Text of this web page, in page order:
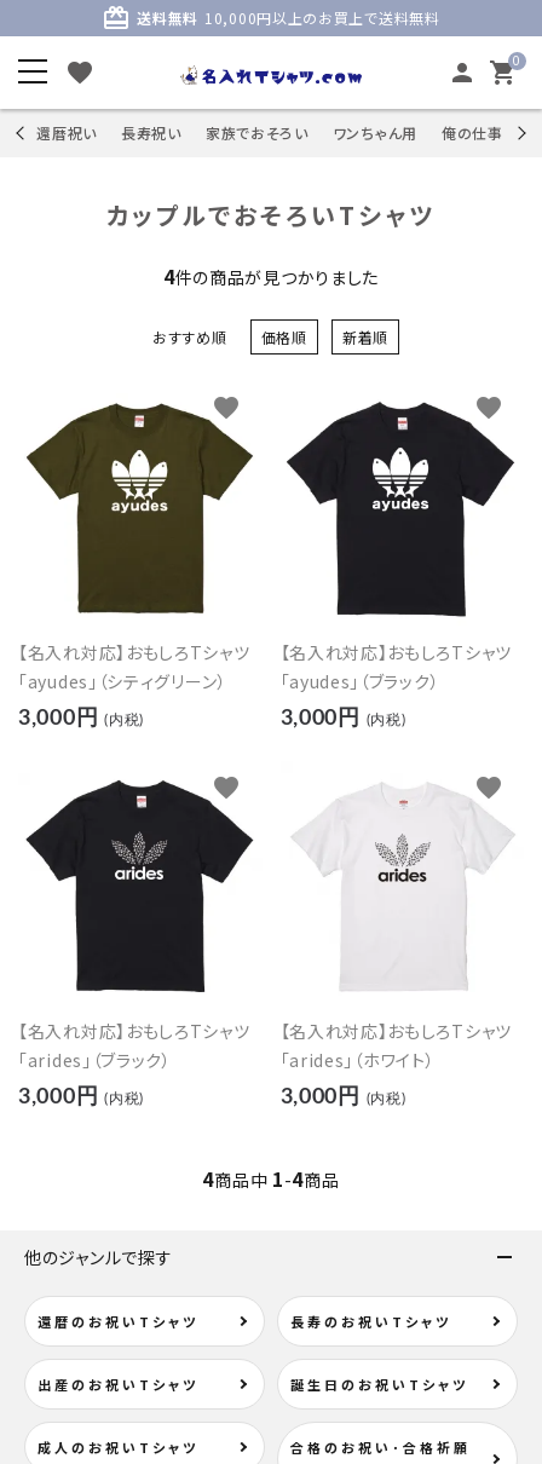
card_giftcard 送料無料 10,000円以上のお買上で送料無料
favorite person 0
shopping_cart
還暦祝い 長寿祝い 家族でおそろい ワンちゃん用 俺の仕事
カップルでおそろいTシャツ
4件の商品が見つかりました
おすすめ順 価格順 新着順
【名入れ対応】おもしろTシャツ
「ayudes」（シティグリーン）
3,000円 (内税)
favorite
【名入れ対応】おもしろTシャツ
「ayudes」（ブラック）
3,000円 (内税)
favorite
【名入れ対応】おもしろTシャツ
「arides」（ブラック）
3,000円 (内税)
favorite
【名入れ対応】おもしろTシャツ
「arides」（ホワイト）
3,000円 (内税)
favorite
4商品中 1-4商品
他のジャンルで探す
還暦のお祝いTシャツ 長寿のお祝いTシャツ
出産のお祝いTシャツ 誕生日のお祝いTシャツ
成人のお祝いTシャツ
合格のお祝い･合格祈願
キーワード
close